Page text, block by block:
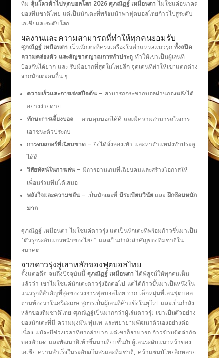
ทีม ลุ้นโควต้าไปฟุตบอลโลก 2026 ศุภณัฏฐ์ เหมือนตา ไม่ใช่แค่อนาคต
ของทีมชาติไทย แต่เป็นนักเตะที่พร้อมนำพาฟุตบอลไทยก้าวไปสู่ระดับ
เอเชียและระดับโลก
ผลงานและความสามารถที่ทำให้ทุกคนยอมรับ
ศุภณัฏฐ์ เหมือนตา เป็นนักเตะที่ครบเครื่องในตำแหน่งแนวรุก ทั้งสปีด
ความคล่องตัว และสัญชาตญาณการทำประตูทำให้เขาเป็นผู้เล่นที่
ป้องกันได้ยาก และ รับมือยากที่สุดในไทยลีก จุดเด่นที่ทำให้เขาแตกต่าง
จากนักเตะคนอื่น ๆ
ความเร็วและการเร่งสปีดต้น– สามารถกระชากบอลผ่านกองหลังได้
อย่างง่ายดาย
ทักษะการเลี้ยงบอล– ควบคุมบอลได้ดี และมีความสามารถในการ
เอาชนะตัวประกบ
การจบสกอร์ที่เฉียบขาด– ยิงได้ทั้งสองเท้า และหาตำแหน่งทำประตู
ได้ดี
วิสัยทัศน์ในการเล่น– มีการอ่านเกมที่เฉียบคมและสร้างโอกาสให้
เพื่อนร่วมทีมได้เสมอ
พลังใจและความขยัน– เป็นนักเตะที่ มีระเบียบวินัยและฝึกซ้อมหนัก
มาก
ศุภณัฏฐ์ เหมือนตา ไม่ใช่แค่ดาวรุ่ง แต่เป็นนักเตะที่พร้อมก้าวขึ้นมาเป็น
“ตัวรุกระดับแถวหน้าของไทย” และเป็นกำลังสำคัญของทีมชาติใน
อนาคต
จากดาวรุ่งสู่เสาหลักของฟุตบอลไทย
ตั้งแต่อดีต จนถึงปัจจุบันนี้ ศุภณัฏฐ์ เหมือนตา ได้พิสูจน์ให้ทุกคนเห็น
แล้วว่า เขาไม่ใช่แค่นักเตะดาวรุ่งอีกต่อไป แต่ได้ก้าวขึ้นมาเป็นหนึ่งใน
แนวรุกที่สำคัญที่สุดของวงการฟุตบอลไทย จาก เด็กหนุ่มที่เล่นฟุตบอล
ตามท้องนาในศรีสะเกษ สู่การเป็นผู้เล่นที่ค้าแข้งในยุโรป และเป็นกำลัง
หลักของทีมชาติไทย ศุภณัฏฐ์เป็นมากกว่าผู้เล่นดาวรุ่ง เขาเป็นตัวอย่าง
ของนักเตะที่มี ความมุ่งมั่น ทุ่มเท และพยายามพัฒนาตัวเองอย่างต่อ
เนื่อง แม้จะมีช่วงเวลาที่ยากลำบาก แต่เขาก็สามารถ ก้าวข้ามขีดจำกัด
ของตัวเอง และพัฒนาฝีเท้าขึ้นมาเทียบชั้นกับผู้เล่นระดับแนวหน้าของ
เอเชีย ความสำเร็จในระดับสโมสรและทีมชาติ, คว้าแชมป์ไทยลีกหลาย